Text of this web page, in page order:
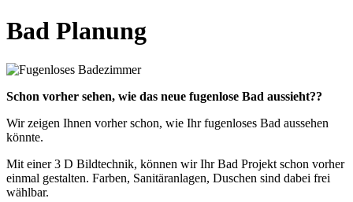
Bad Planung
Schon vorher sehen, wie das neue fugenlose Bad aussieht??
Wir zeigen Ihnen vorher schon, wie Ihr fugenloses Bad aussehen
könnte.
Mit einer 3 D Bildtechnik, können wir Ihr Bad Projekt schon vorher
einmal gestalten. Farben, Sanitäranlagen, Duschen sind dabei frei
wählbar.